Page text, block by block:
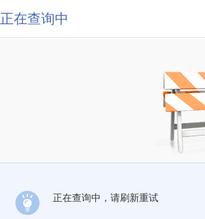
正在查询中
正在查询中，请刷新重试